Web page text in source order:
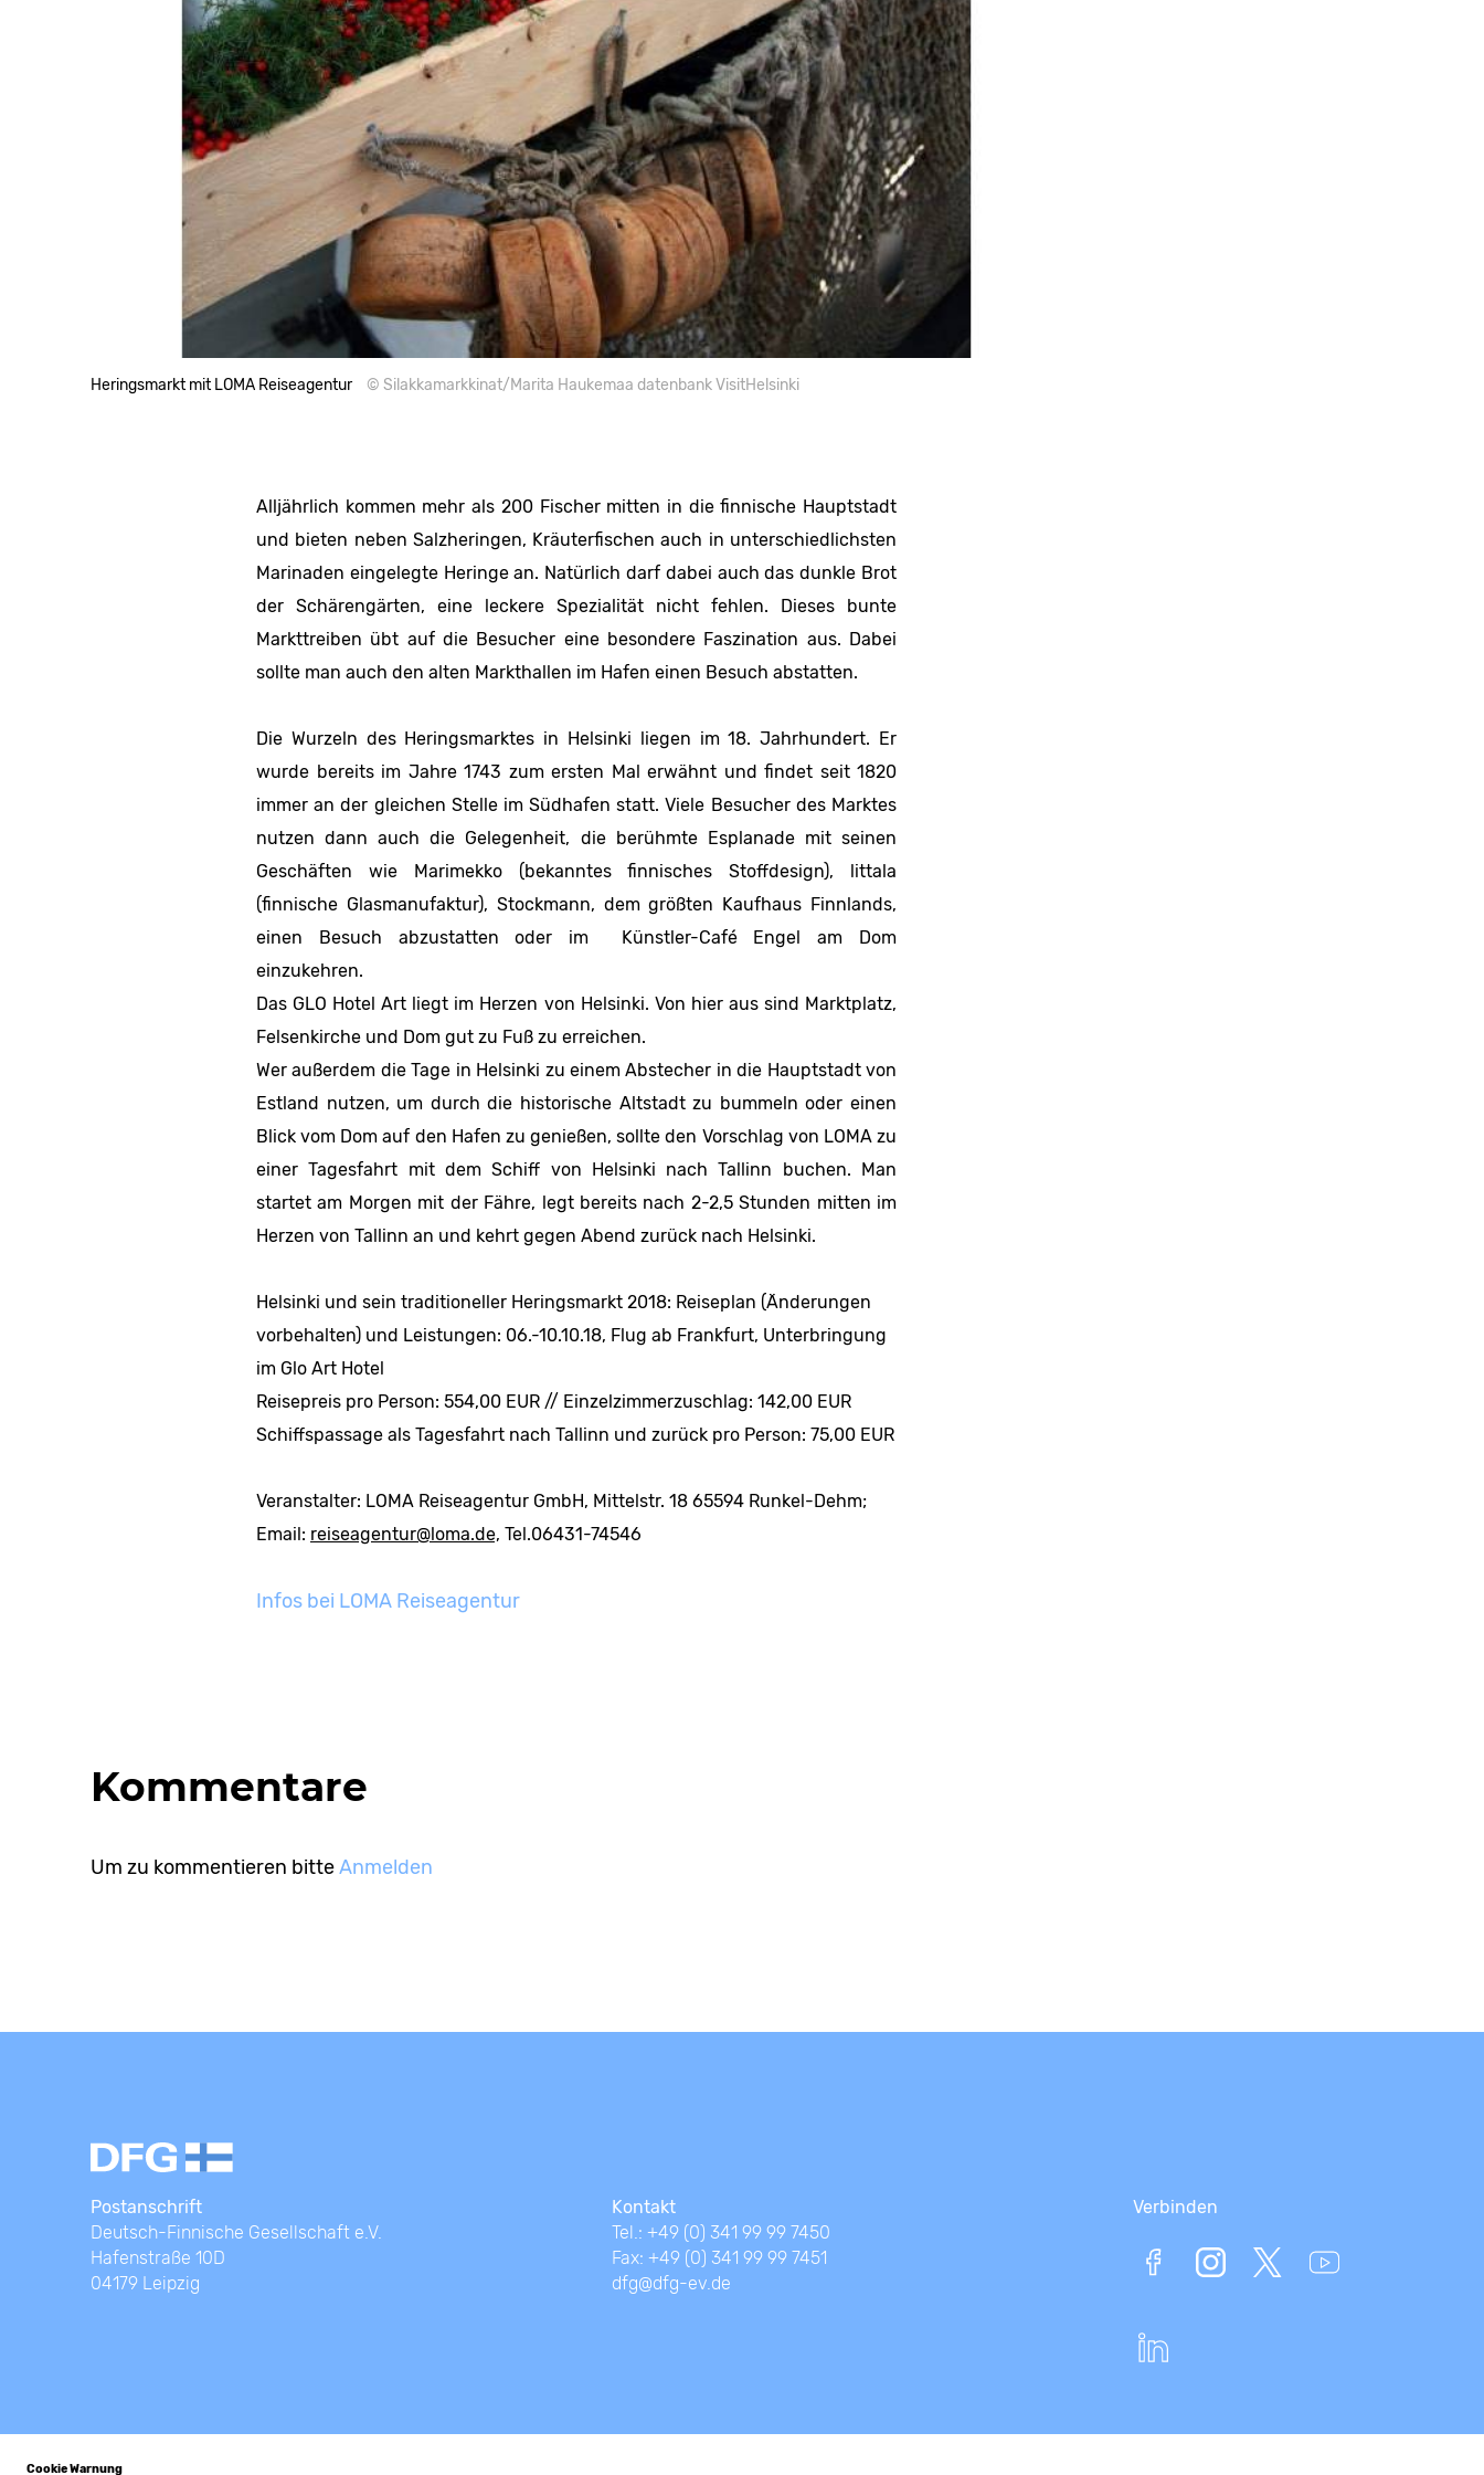
Heringsmarkt mit LOMA Reiseagentur © Silakkamarkkinat/Marita Haukemaa datenbank VisitHelsinki
Alljährlich kommen mehr als 200 Fischer mitten in die finnische Hauptstadt
und bieten neben Salzheringen, Kräuterfischen auch in unterschiedlichsten
Marinaden eingelegte Heringe an. Natürlich darf dabei auch das dunkle Brot
der Schärengärten, eine leckere Spezialität nicht fehlen. Dieses bunte
Markttreiben übt auf die Besucher eine besondere Faszination aus. Dabei
sollte man auch den alten Markthallen im Hafen einen Besuch abstatten.
Die Wurzeln des Heringsmarktes in Helsinki liegen im 18. Jahrhundert. Er
wurde bereits im Jahre 1743 zum ersten Mal erwähnt und findet seit 1820
immer an der gleichen Stelle im Südhafen statt. Viele Besucher des Marktes
nutzen dann auch die Gelegenheit, die berühmte Esplanade mit seinen
Geschäften wie Marimekko (bekanntes finnisches Stoffdesign), littala
(finnische Glasmanufaktur), Stockmann, dem größten Kaufhaus Finnlands,
einen Besuch abzustatten oder im Künstler-Café Engel am Dom
einzukehren.
Das GLO Hotel Art liegt im Herzen von Helsinki. Von hier aus sind Marktplatz,
Felsenkirche und Dom gut zu Fuß zu erreichen.
Wer außerdem die Tage in Helsinki zu einem Abstecher in die Hauptstadt von
Estland nutzen, um durch die historische Altstadt zu bummeln oder einen
Blick vom Dom auf den Hafen zu genießen, sollte den Vorschlag von LOMA zu
einer Tagesfahrt mit dem Schiff von Helsinki nach Tallinn buchen. Man
startet am Morgen mit der Fähre, legt bereits nach 2-2,5 Stunden mitten im
Herzen von Tallinn an und kehrt gegen Abend zurück nach Helsinki.
Helsinki und sein traditioneller Heringsmarkt 2018: Reiseplan (Änderungen
vorbehalten) und Leistungen: 06.-10.10.18, Flug ab Frankfurt, Unterbringung
im Glo Art Hotel
Reisepreis pro Person: 554,00 EUR // Einzelzimmerzuschlag: 142,00 EUR
Schiffspassage als Tagesfahrt nach Tallinn und zurück pro Person: 75,00 EUR
Veranstalter: LOMA Reiseagentur GmbH, Mittelstr. 18 65594 Runkel-Dehm;
Email: reiseagentur@loma.de, Tel.06431-74546
Infos bei LOMA Reiseagentur
Kommentare
Um zu kommentieren bitteAnmelden
Postanschrift
Deutsch-Finnische Gesellschaft e.V.
Hafenstraße 10D
04179 Leipzig
Kontakt
Tel.: +49 (0) 341 99 99 7450
Fax: +49 (0) 341 99 99 7451
dfg@dfg-ev.de
Verbinden
Cookie Warnung